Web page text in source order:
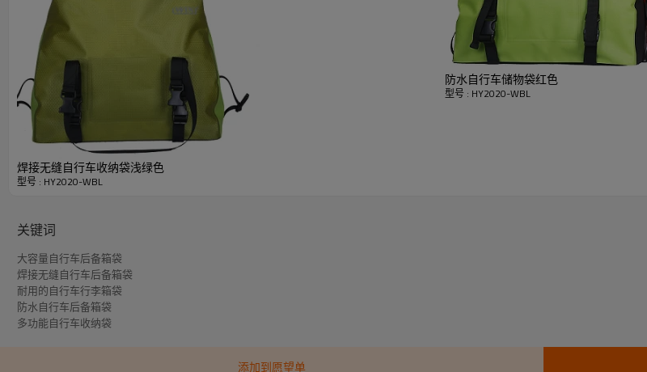
快速详细资料
物品
尺寸
标识
起订量
详细图片
焊接无缝自行车收纳袋浅绿色
型号 : HY2020-WBL
防水自行车储物袋红色
型号 : HY2020-WBL
关键词
大容量自行车后备箱袋
焊接无缝自行车后备箱袋
耐用的自行车行李箱袋
防水自行车后备箱袋
多功能自行车收纳袋
添加到愿望单